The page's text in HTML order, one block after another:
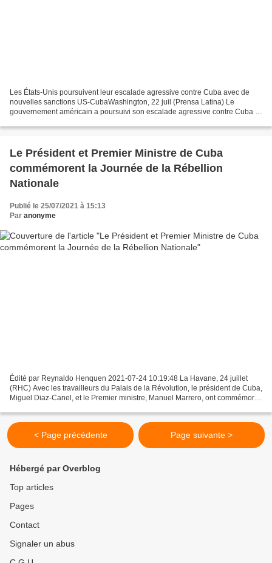
Les États-Unis poursuivent leur escalade agressive contre Cuba avec de
nouvelles sanctions US-CubaWashington, 22 juil (Prensa Latina) Le
gouvernement américain a poursuivi son escalade agressive contre Cuba et
Le Président et Premier Ministre de Cuba
commémorent la Journée de la Rébellion
Nationale
Publié le 25/07/2021 à 15:13
Par anonyme
Édité par Reynaldo Henquen 2021-07-24 10:19:48 La Havane, 24 juillet
(RHC) Avec les travailleurs du Palais de la Révolution, le président de Cuba,
Miguel Diaz-Canel, et le Premier ministre, Manuel Marrero, ont commémoré
< Page précédente Page suivante >
Hébergé par Overblog
Top articles
Pages
Contact
Signaler un abus